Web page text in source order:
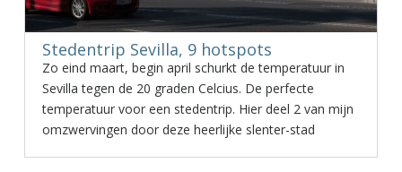
Stedentrip Sevilla, 9 hotspots
Zo eind maart, begin april schurkt de temperatuur in
Sevilla tegen de 20 graden Celcius. De perfecte
temperatuur voor een stedentrip. Hier deel 2 van mijn
omzwervingen door deze heerlijke slenter-stad